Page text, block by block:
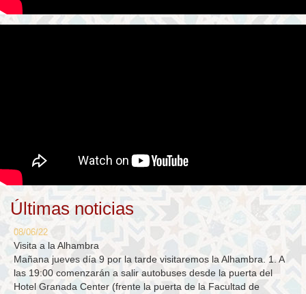
Últimas noticias
08/06/22
Visita a la Alhambra
Mañana jueves día 9 por la tarde visitaremos la Alhambra. 1. A
las 19:00 comenzarán a salir autobuses desde la puerta del
Hotel Granada Center (frente la puerta de la Facultad de